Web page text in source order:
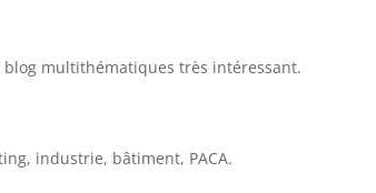
blog multithématiques très intéressant.
industrie, bâtiment, PACA.